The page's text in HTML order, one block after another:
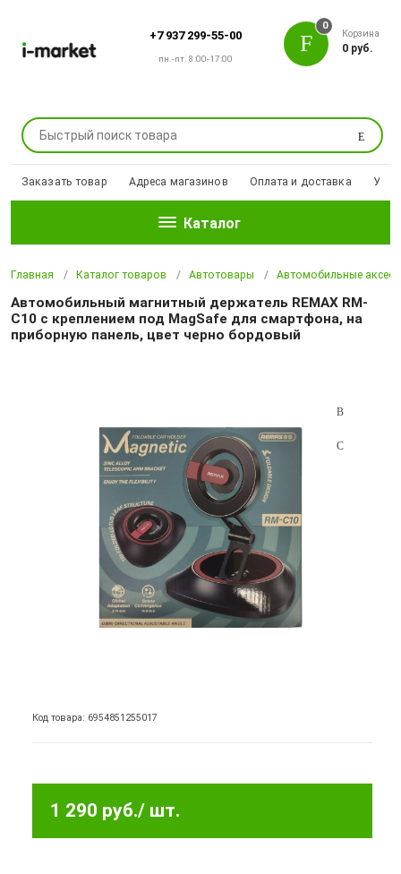
+7 937 299-55-00
пн.-пт. 8:00-17:00
Поиск
0
Корзина
0 руб.
Заказать товар Адреса магазинов Оплата и доставка
Каталог
Главная Каталог товаров Автотовары Автомобильные
Автомобильный магнитный держатель REMAX RM-
C10 с креплением под MagSafe для смартфона, на
приборную панель, цвет черно бордовый
Код товара: 6954851255017
1 290 руб./ шт.